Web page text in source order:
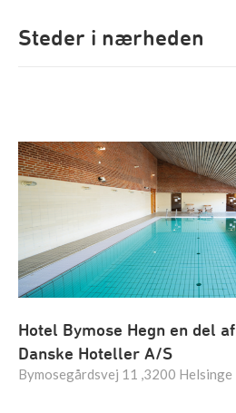
Steder i nærheden
Hotel Bymose Hegn en del af
Danske Hoteller A/S
Bymosegårdsvej 11 ,3200 Helsinge